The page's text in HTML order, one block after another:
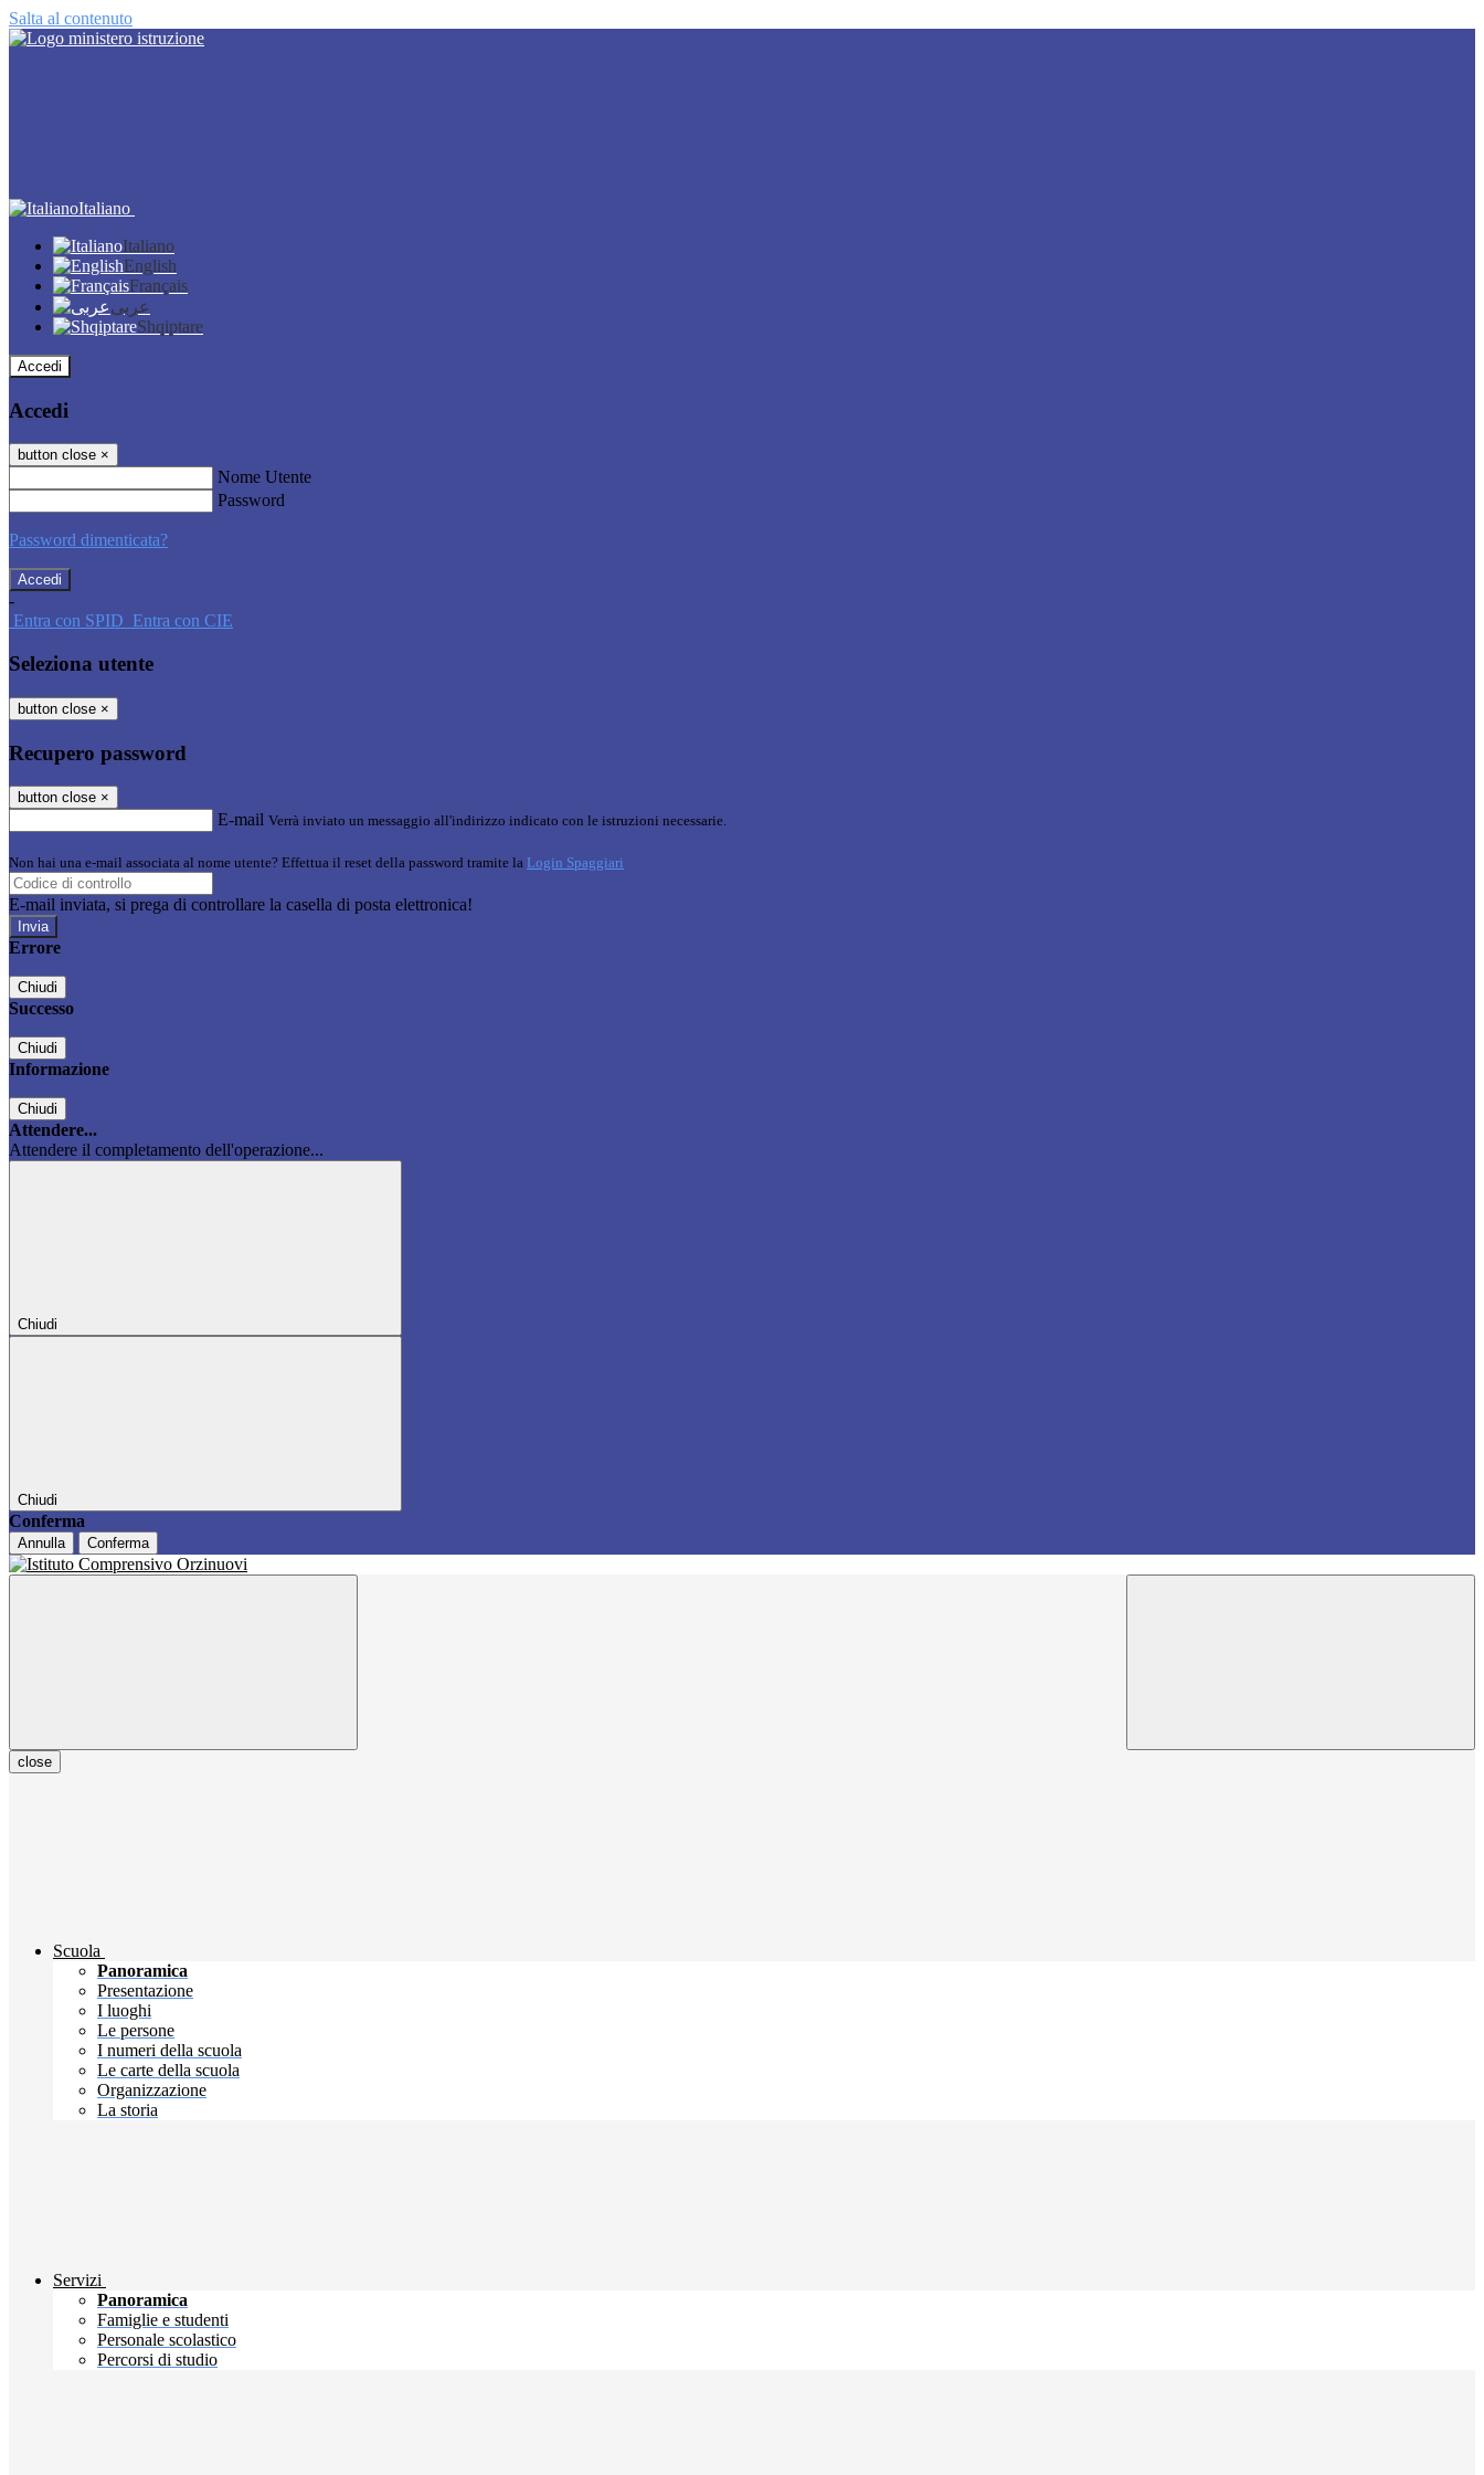
Salta al contenuto
Italiano
Italiano
English
Français
عربى
Shqiptare
Accedi
Accedi
button close ×
Nome Utente
Password
Password dimenticata?
-
Entra con SPID Entra con CIE
Seleziona utente
button close ×
Recupero password
button close ×
E-mail Verrà inviato un messaggio all'indirizzo indicato con le istruzioni necessarie.
Non hai una e-mail associata al nome utente? Effettua il reset della password tramite la Login Spaggiari
E-mail inviata, si prega di controllare la casella di posta elettronica!
Errore
Chiudi
Successo
Chiudi
Informazione
Chiudi
Attendere...
Attendere il completamento dell'operazione...
Chiudi
Chiudi
Conferma
Annulla Conferma
close
Scuola
Panoramica
Presentazione
I luoghi
Le persone
I numeri della scuola
Le carte della scuola
Organizzazione
La storia
Servizi
Panoramica
Famiglie e studenti
Personale scolastico
Percorsi di studio